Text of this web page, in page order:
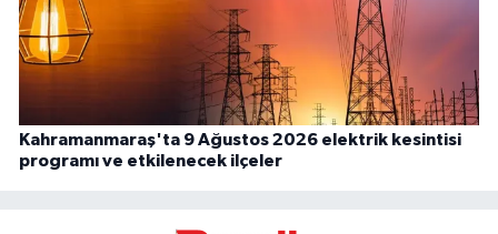
Kahramanmaraş'ta 9 Ağustos 2026 elektrik kesintisi
programı ve etkilenecek ilçeler